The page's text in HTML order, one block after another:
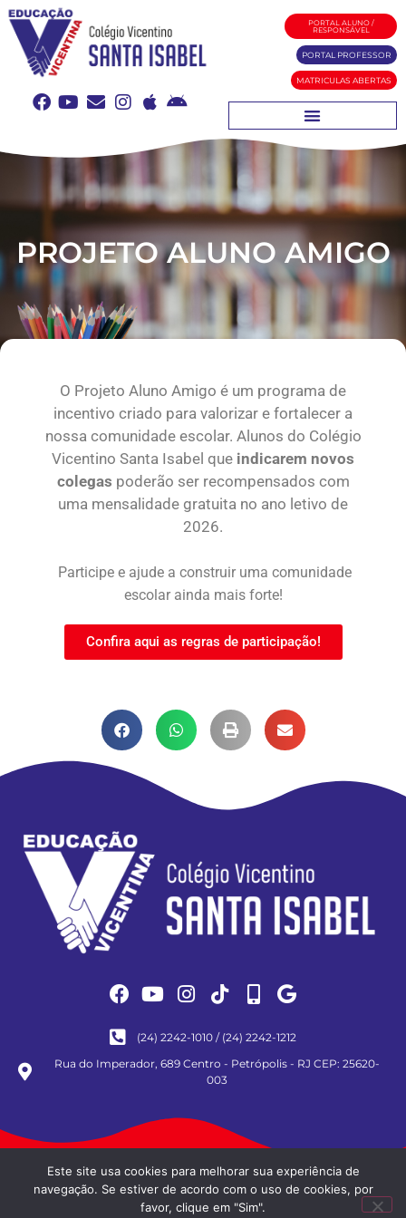
PORTAL ALUNO /
RESPONSÁVEL
PORTAL PROFESSOR
MATRICULAS ABERTAS
PROJETO ALUNO AMIGO
O Projeto Aluno Amigo é um programa de
incentivo criado para valorizar e fortalecer a
nossa comunidade escolar. Alunos do Colégio
Vicentino Santa Isabel que indicarem novos
colegas poderão ser recompensados com
uma mensalidade gratuita no ano letivo de
2026.
Participe e ajude a construir uma comunidade
escolar ainda mais forte!
Confira aqui as regras de participação!
(24) 2242-1010 / (24) 2242-1212
Rua do Imperador, 689 Centro - Petrópolis - RJ CEP: 25620-
003
Copyright © Todos os direitos reservados - Política de Privacidade/Cookies e Termos
de Uso
Desenvolvido por
Este site usa cookies para melhorar sua experiência de
navegação. Se estiver de acordo com o uso de cookies, por
favor, clique em "Sim".